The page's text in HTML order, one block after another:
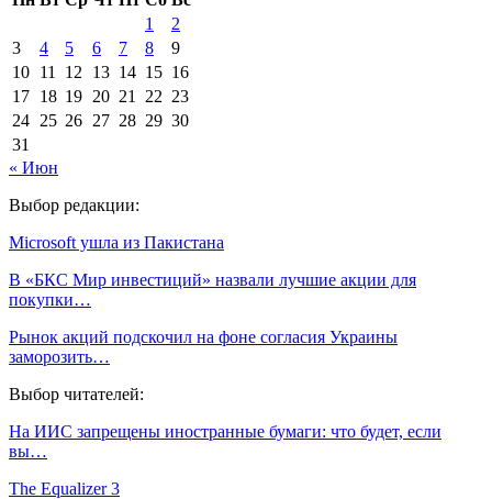
1
2
3
4 5 6 7 8
9
10 11 12 13 14 15 16
17 18 19 20 21 22 23
24 25 26 27 28 29 30
31
« Июн
Выбор редакции:
Microsoft ушла из Пакистана
В «БКС Мир инвестиций» назвали лучшие акции для
покупки…
Рынок акций подскочил на фоне согласия Украины
заморозить…
Выбор читателей:
На ИИС запрещены иностранные бумаги: что будет, если
вы…
The Equalizer 3